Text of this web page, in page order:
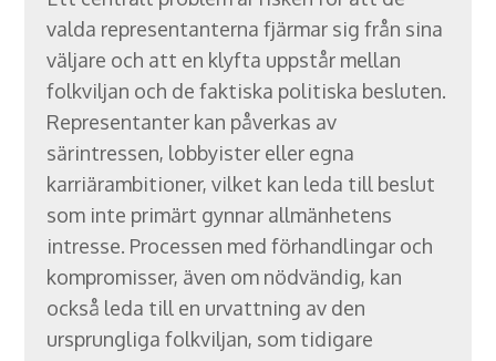
valda representanterna fjärmar sig från sina
väljare och att en klyfta uppstår mellan
folkviljan och de faktiska politiska besluten.
Representanter kan påverkas av
särintressen, lobbyister eller egna
karriärambitioner, vilket kan leda till beslut
som inte primärt gynnar allmänhetens
intresse. Processen med förhandlingar och
kompromisser, även om nödvändig, kan
också leda till en urvattning av den
ursprungliga folkviljan, som tidigare